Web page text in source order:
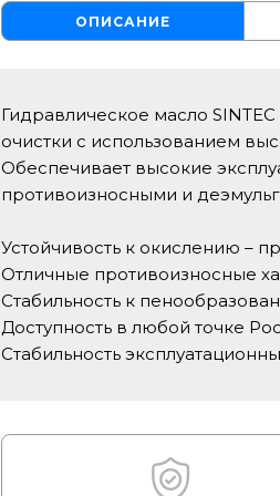
ОПИСАНИЕ
Гидравлическое масло
очистки с использованием
Обеспечивает высокие
противоизносными и
Устойчивость к окислению –
Отличные противоизносные
Стабильность к
Доступность в любой точке
Стабильность